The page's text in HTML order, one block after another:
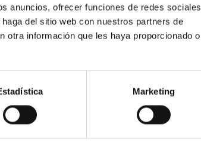
anuncios, ofrecer funciones de redes sociales
del sitio web con nuestros partners de
otra información que les haya proporcionado o
Marketing
de los
la Dirección del
términos
la
y